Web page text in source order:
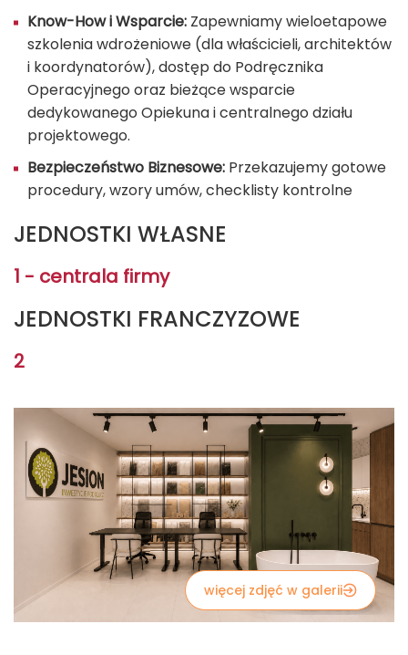
Know-How i Wsparcie: Zapewniamy wieloetapowe
szkolenia wdrożeniowe (dla właścicieli, architektów
i koordynatorów), dostęp do Podręcznika
Operacyjnego oraz bieżące wsparcie
dedykowanego Opiekuna i centralnego działu
projektowego.
Bezpieczeństwo Biznesowe: Przekazujemy gotowe
procedury, wzory umów, checklisty kontrolne
JEDNOSTKI WŁASNE
1 - centrala firmy
JEDNOSTKI FRANCZYZOWE
2
więcej zdjęć w galerii